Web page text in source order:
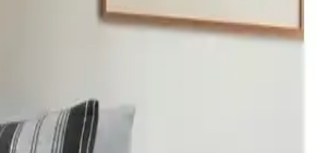
Nevresim Kumaşından 6
Tasarımı ve
kumaşından yapılan 6 panelli
tasarım ve sürdürülebilirlik anlayışını
azaltıyor ve şıklık sunuyor.